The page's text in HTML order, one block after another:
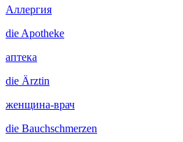
Аллергия
die Apotheke
аптека
die Ärztin
женщина-врач
die Bauchschmerzen